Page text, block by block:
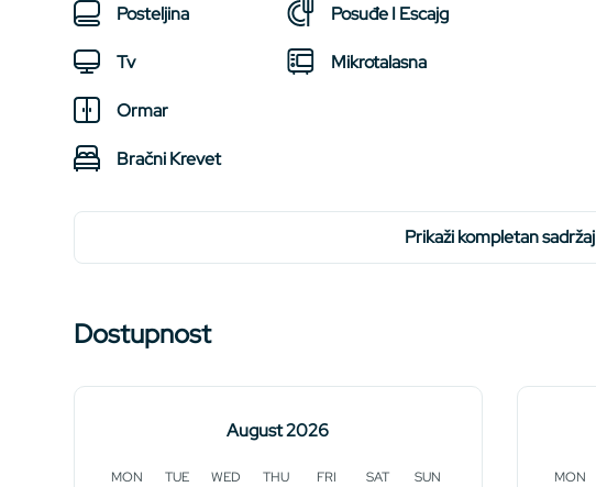
Posteljina
Tv
Ormar
Bračni Krevet
Posuđe I Escajg
Mikrotalasna
prikaži kompletan sadržaj
Dostupnost
August 2026
MON TUE WED THU FRI SAT SUN MON